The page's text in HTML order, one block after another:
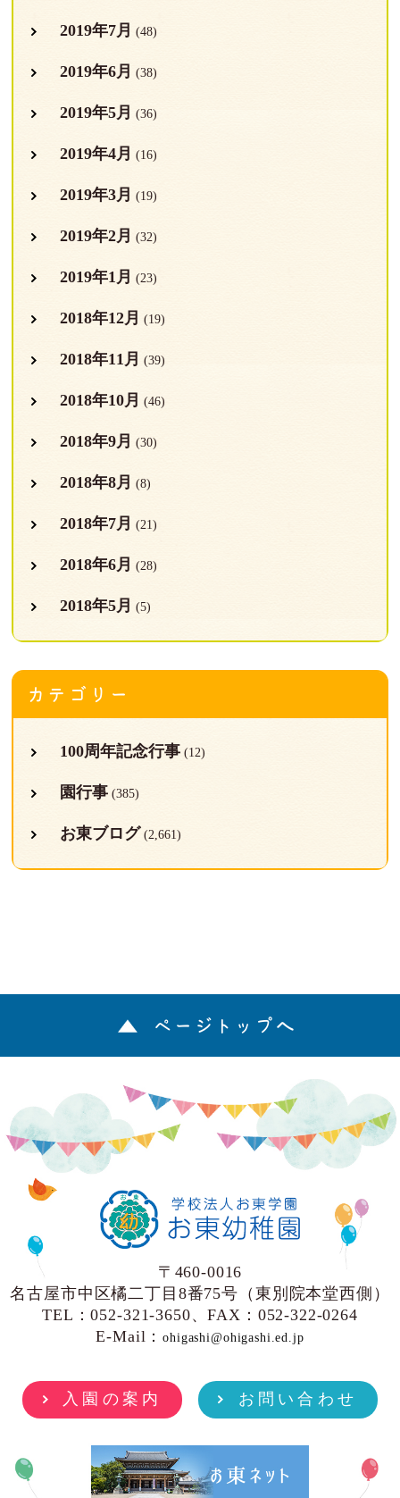
2019年7月 (48)
2019年6月 (38)
2019年5月 (36)
2019年4月 (16)
2019年3月 (19)
2019年2月 (32)
2019年1月 (23)
2018年12月 (19)
2018年11月 (39)
2018年10月 (46)
2018年9月 (30)
2018年8月 (8)
2018年7月 (21)
2018年6月 (28)
2018年5月 (5)
カテゴリー
100周年記念行事(12)
園行事(385)
お東ブログ (2,661)
ページトップへ
〒460-0016
名古屋市中区橘二丁目8番75号（東別院本堂西側）
TEL：052-321-3650、FAX：052-322-0264
E-Mail：ohigashi@ohigashi.ed.jp
入園の案内 お問い合わせ